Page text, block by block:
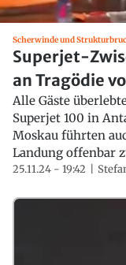
Scherwinde und
Superjet-
an Tragödie
Alle Gäste
Superjet 100 in
Moskau führten
Landung offenbar
25.11.24 - 19:42